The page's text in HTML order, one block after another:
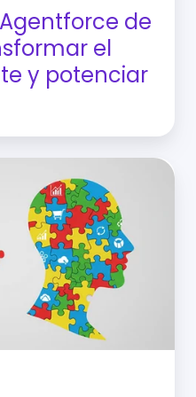
de
el
y potenciar